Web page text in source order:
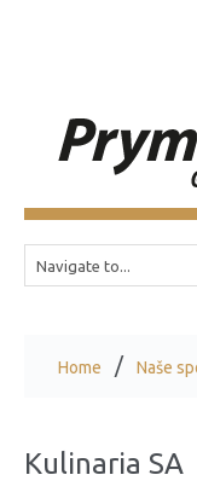
Home Naše
Kulinaria SA